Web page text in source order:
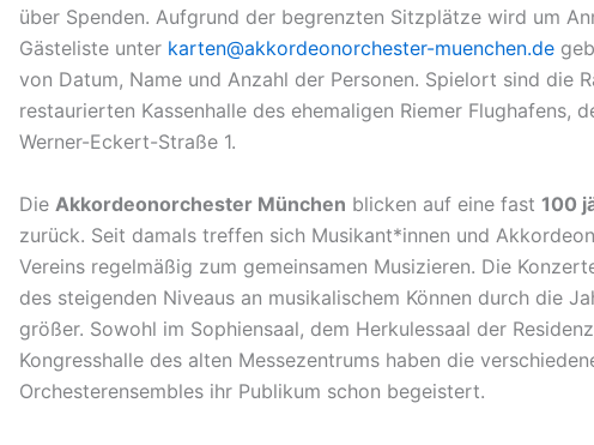
über Spenden. Aufgrund der begrenzten Sitzplätze wird um
Gästeliste unter karten@akkordeonorchester-muenchen.de
von Datum, Name und Anzahl der Personen. Spielort sind die
restaurierten Kassenhalle des ehemaligen Riemer Flughafens,
Werner-Eckert-Straße 1.
Die Akkordeonorchester München blicken auf eine fast 100
zurück. Seit damals treffen sich Musikant*innen und
Vereins regelmäßig zum gemeinsamen Musizieren. Die
des steigenden Niveaus an musikalischem Können durch die
größer. Sowohl im Sophiensaal, dem Herkulessaal der
Kongresshalle des alten Messezentrums haben die
Orchesterensembles ihr Publikum schon begeistert.